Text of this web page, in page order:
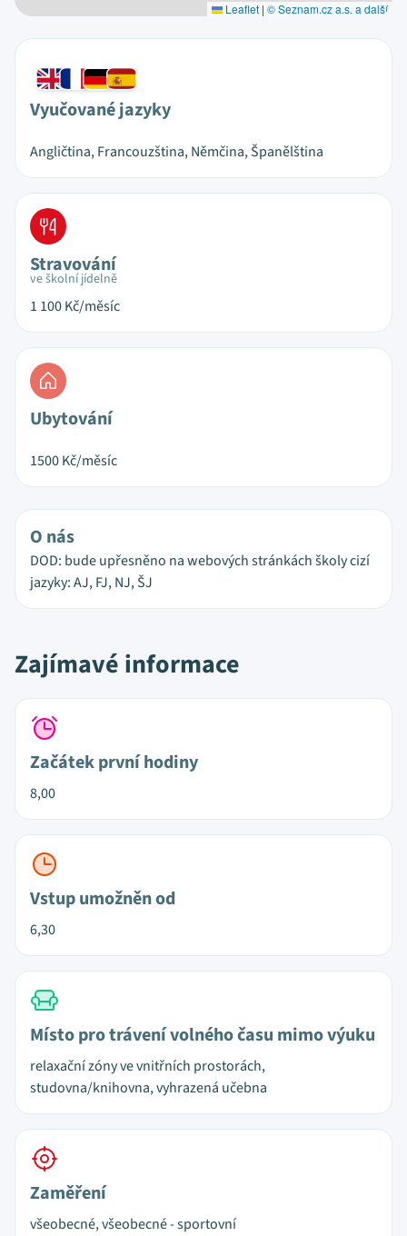
Leaflet | © Seznam.cz a.s. a další
Vyučované jazyky
Angličtina, Francouzština, Němčina, Španělština
Stravování
ve školní jídelně
1 100Kč/měsíc
Ubytování
1500Kč/měsíc
O nás
DOD: bude upřesněno na webových stránkách školy cizí
jazyky: AJ, FJ, NJ, ŠJ
Zajímavé informace
Začátek první hodiny
8,00
Vstup umožněn od
6,30
Místo pro trávení volného času mimo výuku
relaxační zóny ve vnitřních prostorách,
studovna/knihovna, vyhrazená učebna
Zaměření
všeobecné, všeobecné - sportovní